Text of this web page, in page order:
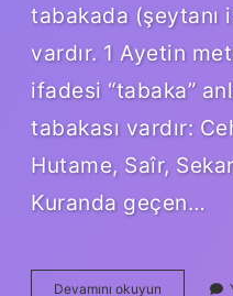
tabakada (şeytanı
vardır. 1 Ayetin
ifadesi “tabaka”
tabakası vardır:
Hutame, Saîr,
Kuranda geçen…
Devamını okuyun